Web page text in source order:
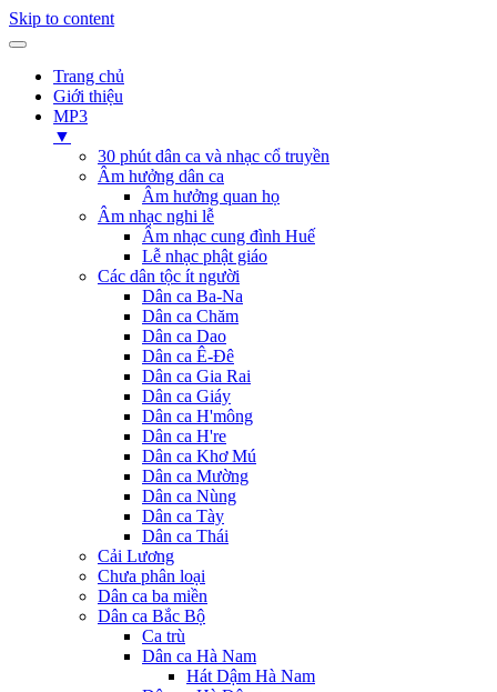
Skip to content
Trang chủ
Giới thiệu
MP3
▼
30 phút dân ca và nhạc cổ truyền
Âm hưởng dân ca
Âm hưởng quan họ
Âm nhạc nghi lễ
Âm nhạc cung đình Huế
Lễ nhạc phật giáo
Các dân tộc ít người
Dân ca Ba-Na
Dân ca Chăm
Dân ca Dao
Dân ca Ê-Đê
Dân ca Gia Rai
Dân ca Giáy
Dân ca H'mông
Dân ca H're
Dân ca Khơ Mú
Dân ca Mường
Dân ca Nùng
Dân ca Tày
Dân ca Thái
Cải Lương
Chưa phân loại
Dân ca ba miền
Dân ca Bắc Bộ
Ca trù
Dân ca Hà Nam
Hát Dậm Hà Nam